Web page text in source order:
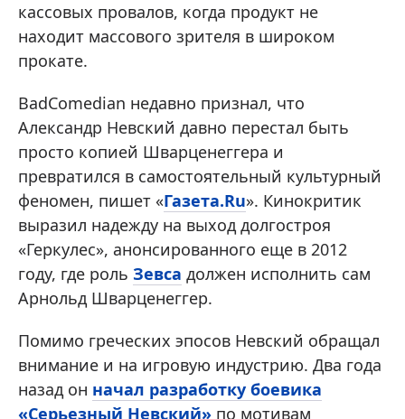
кассовых провалов, когда продукт не
находит массового зрителя в широком
прокате.
BadComedian недавно признал, что
Александр Невский давно перестал быть
просто копией Шварценеггера и
превратился в самостоятельный культурный
феномен, пишет «Газета.Ru». Кинокритик
выразил надежду на выход долгостроя
«Геркулес», анонсированного еще в 2012
году, где роль Зевса должен исполнить сам
Арнольд Шварценеггер.
Помимо греческих эпосов Невский обращал
внимание и на игровую индустрию. Два года
назад он начал разработку боевика
«Серьезный Невский» по мотивам